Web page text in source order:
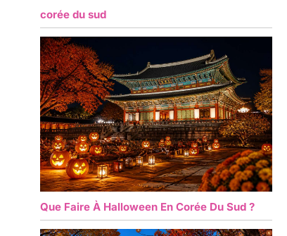
corée du sud
Que Faire À Halloween En Corée Du Sud ?